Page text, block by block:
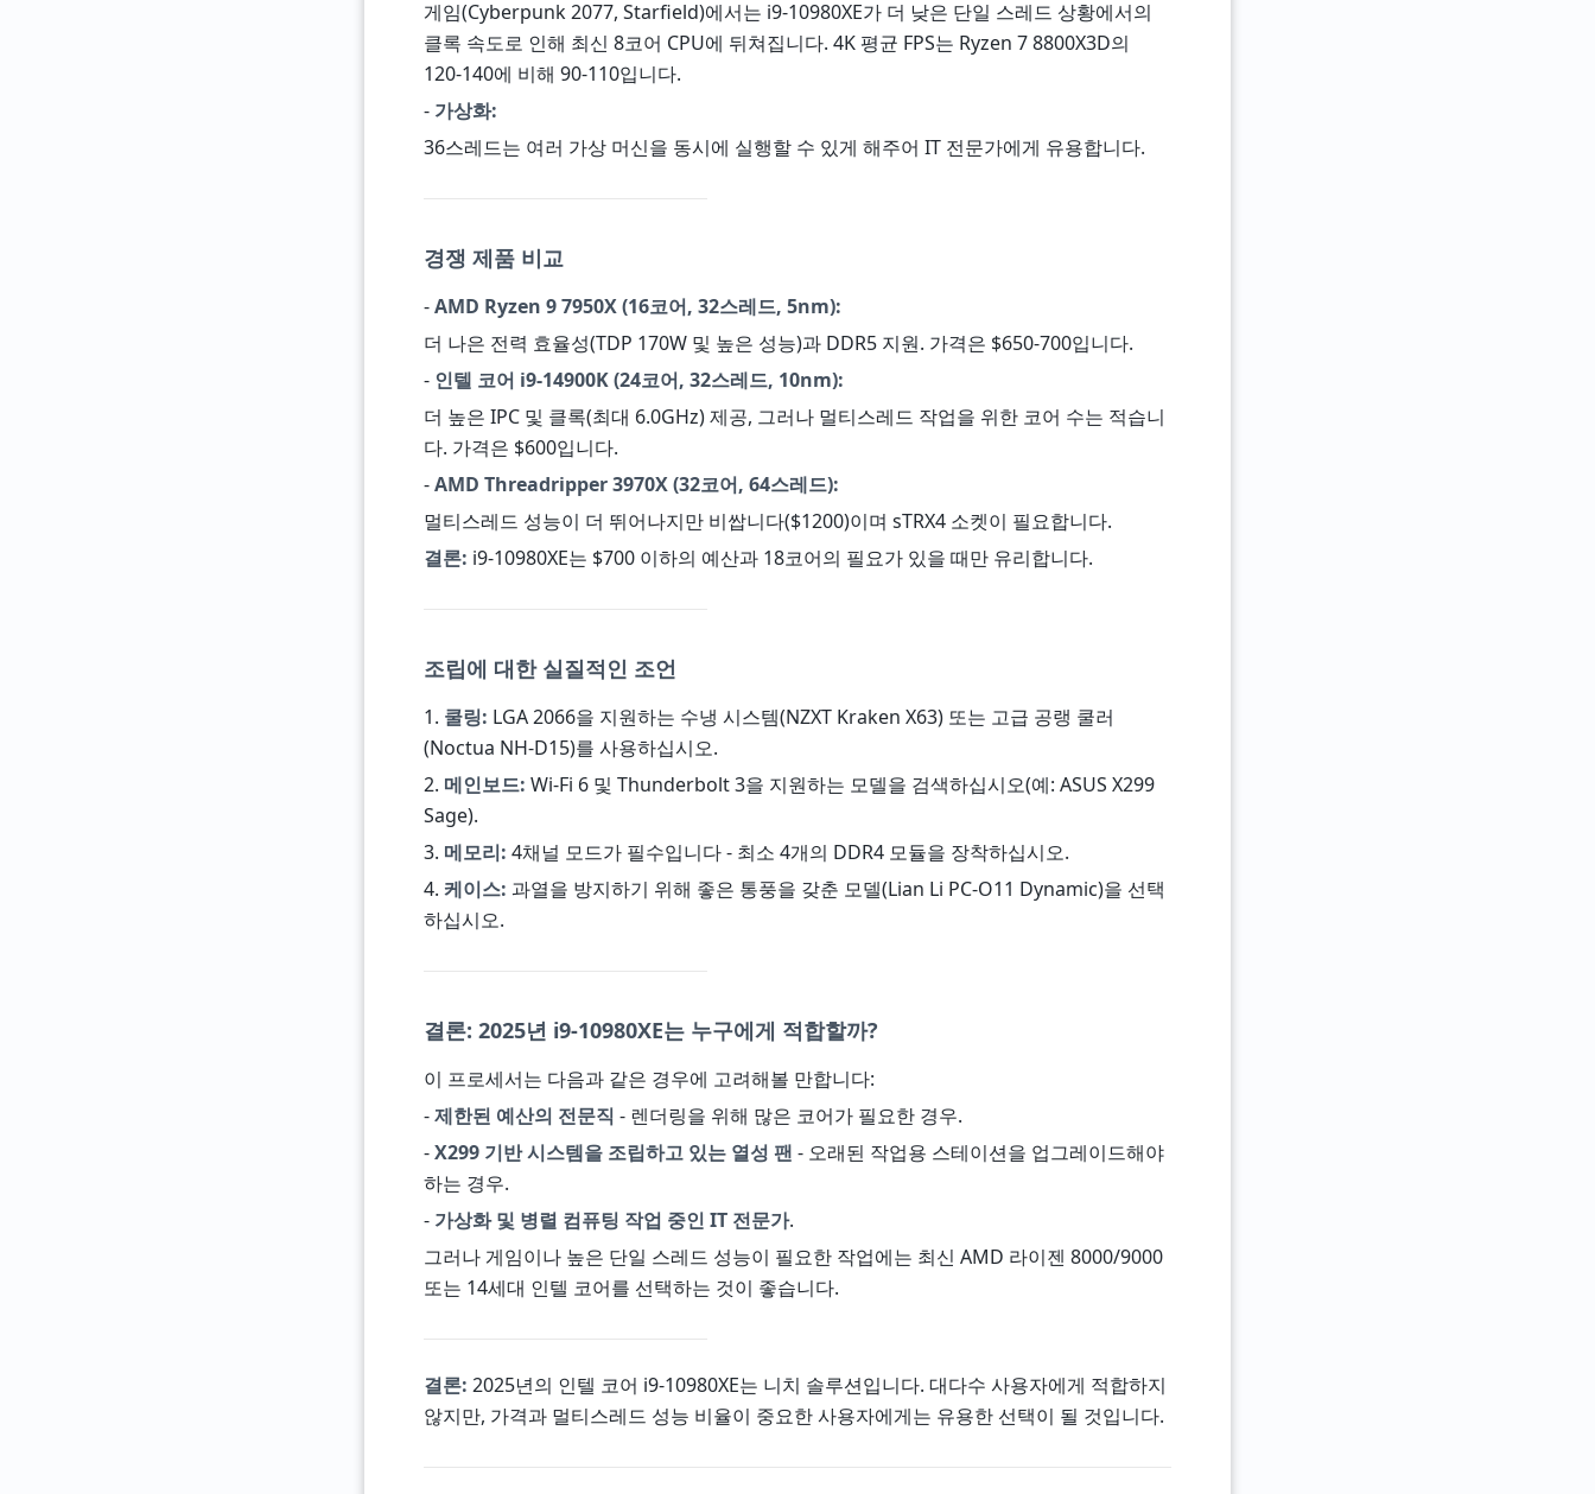
게임(Cyberpunk 2077, Starfield)에서는 i9-10980XE가 더 낮은 단일 스레드 상황에서의
클록 속도로 인해 최신 8코어 CPU에 뒤쳐집니다. 4K 평균 FPS는 Ryzen 7 8800X3D의
120-140에 비해 90-110입니다.
- 가상화:
36스레드는 여러 가상 머신을 동시에 실행할 수 있게 해주어 IT 전문가에게 유용합니다.
경쟁 제품 비교
-AMD Ryzen 9 7950X (16코어, 32스레드, 5nm):
더 나은 전력 효율성(TDP 170W 및 높은 성능)과 DDR5 지원. 가격은 $650-700입니다.
- 인텔 코어 i9-14900K (24코어, 32스레드, 10nm):
더 높은 IPC 및 클록(최대 6.0GHz) 제공, 그러나 멀티스레드 작업을 위한 코어 수는 적습니
다. 가격은 $600입니다.
-AMD Threadripper 3970X (32코어, 64스레드):
멀티스레드 성능이 더 뛰어나지만 비쌉니다($1200)이며 sTRX4 소켓이 필요합니다.
결론: i9-10980XE는 $700 이하의 예산과 18코어의 필요가 있을 때만 유리합니다.
조립에 대한 실질적인 조언
1. 쿨링: LGA 2066을 지원하는 수냉 시스템(NZXT Kraken X63) 또는 고급 공랭 쿨러
(Noctua NH-D15)를 사용하십시오.
2. 메인보드: Wi-Fi 6 및 Thunderbolt 3을 지원하는 모델을 검색하십시오(예: ASUS X299
Sage).
3. 메모리: 4채널 모드가 필수입니다 - 최소 4개의 DDR4 모듈을 장착하십시오.
4. 케이스: 과열을 방지하기 위해 좋은 통풍을 갖춘 모델(Lian Li PC-O11 Dynamic)을 선택
하십시오.
결론: 2025년 i9-10980XE는 누구에게 적합할까?
이 프로세서는 다음과 같은 경우에 고려해볼 만합니다:
-제한된 예산의 전문직 - 렌더링을 위해 많은 코어가 필요한 경우.
-X299 기반 시스템을 조립하고 있는 열성 팬 - 오래된 작업용 스테이션을 업그레이드해야
하는 경우.
- 가상화 및 병렬 컴퓨팅 작업 중인 IT 전문가.
그러나 게임이나 높은 단일 스레드 성능이 필요한 작업에는 최신 AMD 라이젠 8000/9000
또는 14세대 인텔 코어를 선택하는 것이 좋습니다.
결론: 2025년의 인텔 코어 i9-10980XE는 니치 솔루션입니다. 대다수 사용자에게 적합하지
않지만, 가격과 멀티스레드 성능 비율이 중요한 사용자에게는 유용한 선택이 될 것입니다.